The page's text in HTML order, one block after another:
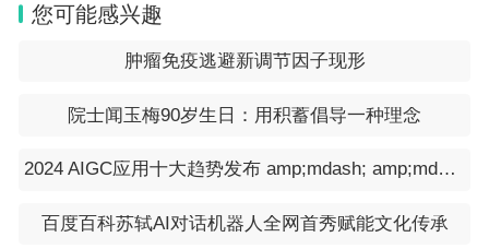
您可能感兴趣
肿瘤免疫逃避新调节因子现形
院士闻玉梅90岁生日：用积蓄倡导一种理念
2024 AIGC应用十大趋势发布 amp;mdash; amp;mdash; 智能化应用将出现爆发式增长
百度百科苏轼AI对话机器人全网首秀赋能文化传承